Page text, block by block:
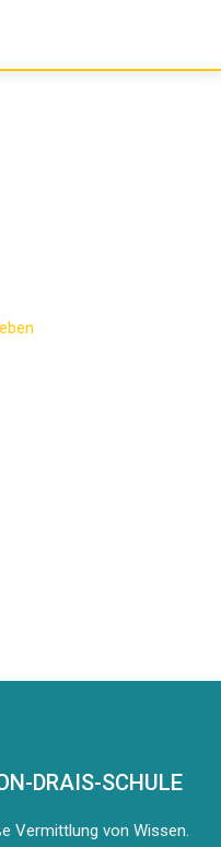
DRAIS-SCHULE
Vermittlung von Wissen.